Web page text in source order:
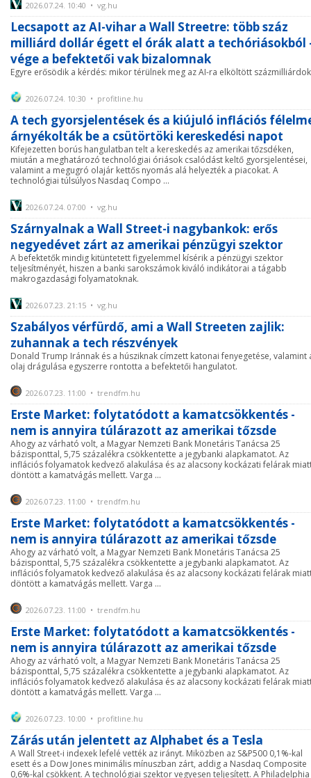
2026.07.24. 10:40 • vg.hu
Lecsapott az AI-vihar a Wall Streetre: több száz
milliárd dollár égett el órák alatt a techóriásokból
vége a befektetői vak bizalomnak
Egyre erősödik a kérdés: mikor térülnek meg az AI-ra elköltött
2026.07.24. 10:30 • profitline.hu
A tech gyorsjelentések és a kiújuló inflációs
árnyékolták be a csütörtöki kereskedési napot
Kifejezetten borús hangulatban telt a kereskedés az amerikai tőzsdéken,
miután a meghatározó technológiai óriások csalódást keltő gyorsjelentései,
valamint a megugró olajár kettős nyomás alá helyezték a piacokat. A
technológiai túlsúlyos Nasdaq Compo ...
2026.07.24. 07:00 • vg.hu
Szárnyalnak a Wall Street-i nagybankok: erős
negyedévet zárt az amerikai pénzügyi szektor
A befektetők mindig kitüntetett figyelemmel kísérik a pénzügyi szektor
teljesítményét, hiszen a banki sarokszámok kiváló indikátorai a tágabb
makrogazdasági folyamatoknak.
2026.07.23. 21:15 • vg.hu
Szabályos vérfürdő, ami a Wall Streeten zajlik:
zuhannak a tech részvények
Donald Trump Iránnak és a húsziknak címzett katonai fenyegetése, valamint
olaj drágulása egyszerre rontotta a befektetői hangulatot.
2026.07.23. 11:00 • trendfm.hu
Erste Market: folytatódott a kamatcsökkentés -
nem is annyira túlárazott az amerikai tőzsde
Ahogy az várható volt, a Magyar Nemzeti Bank Monetáris Tanácsa 25
bázisponttal, 5,75 százalékra csökkentette a jegybanki alapkamatot. Az
inflációs folyamatok kedvező alakulása és az alacsony kockázati felárak
döntött a kamatvágás mellett. Varga ...
2026.07.23. 11:00 • trendfm.hu
Erste Market: folytatódott a kamatcsökkentés -
nem is annyira túlárazott az amerikai tőzsde
Ahogy az várható volt, a Magyar Nemzeti Bank Monetáris Tanácsa 25
bázisponttal, 5,75 százalékra csökkentette a jegybanki alapkamatot. Az
inflációs folyamatok kedvező alakulása és az alacsony kockázati felárak
döntött a kamatvágás mellett. Varga ...
2026.07.23. 11:00 • trendfm.hu
Erste Market: folytatódott a kamatcsökkentés -
nem is annyira túlárazott az amerikai tőzsde
Ahogy az várható volt, a Magyar Nemzeti Bank Monetáris Tanácsa 25
bázisponttal, 5,75 százalékra csökkentette a jegybanki alapkamatot. Az
inflációs folyamatok kedvező alakulása és az alacsony kockázati felárak
döntött a kamatvágás mellett. Varga ...
2026.07.23. 10:00 • profitline.hu
Zárás után jelentett az Alphabet és a Tesla
A Wall Street-i indexek lefelé vették az irányt. Miközben az S&P500 0,1%-kal
esett és a Dow Jones minimális mínuszban zárt, addig a Nasdaq Composite
0,6%-kal csökkent. A technológiai szektor vegyesen teljesített. A Philadelphia